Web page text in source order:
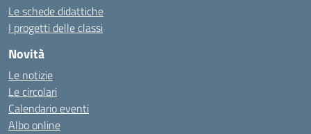
Le schede didattiche
I progetti delle classi
Novità
Le notizie
Le circolari
Calendario eventi
Albo online